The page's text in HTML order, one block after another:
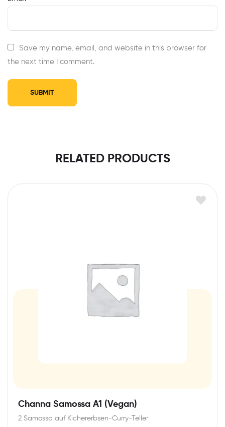
Save my name, email, and website in this browser for
the next time I comment.
RELATED PRODUCTS
Channa Samossa A1 (Vegan)
2 Samossa auf Kichererbsen-Curry-Teller